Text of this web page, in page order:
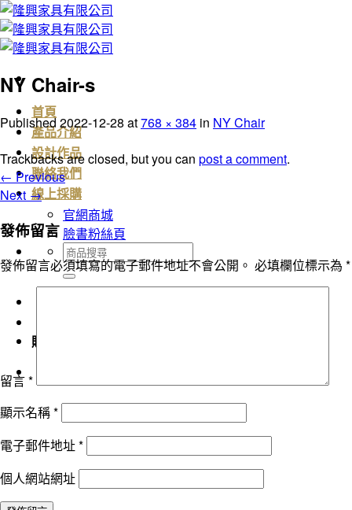
Skip
to
content
首頁
產品介紹
設計作品
聯絡我們
線上採購
官網商城
臉書粉絲頁
搜
尋
關
購物車
NY Chair-s
Published2022-12-28 at768 × 384 in NY Chair
Trackbacks are closed, but you can post a comment.
← Previous
Next →
發佈留言
發佈留言必須填寫的電子郵件地址不會公開。 必填欄位標示為 *
留言*
顯示名稱*
電子郵件地址*
個人網站網址